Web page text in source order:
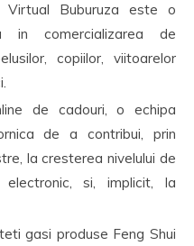
Virtual Buburuza este o
in comercializarea de
copiilor, viitoarelor
de cadouri, o echipa
de a contribui, prin
la cresterea nivelului de
si, implicit, la
gasi produse Feng Shui